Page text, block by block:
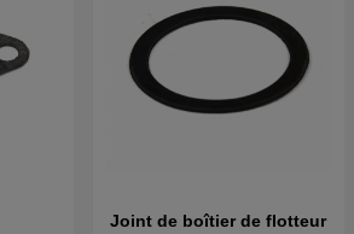
Joint de boîtier de flotteur